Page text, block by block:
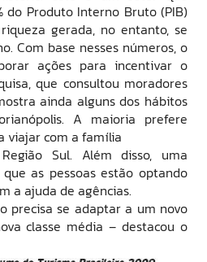
do Produto Interno Bruto (PIB)
gerada, no entanto, se
Com base nesses números, o
ações para incentivar o
que consultou moradores
ainda alguns dos hábitos
A maioria prefere
viajar com a família
Sul. Além disso, uma
as pessoas estão optando
a ajuda de agências.
precisa se adaptar a um novo
classe média – destacou o